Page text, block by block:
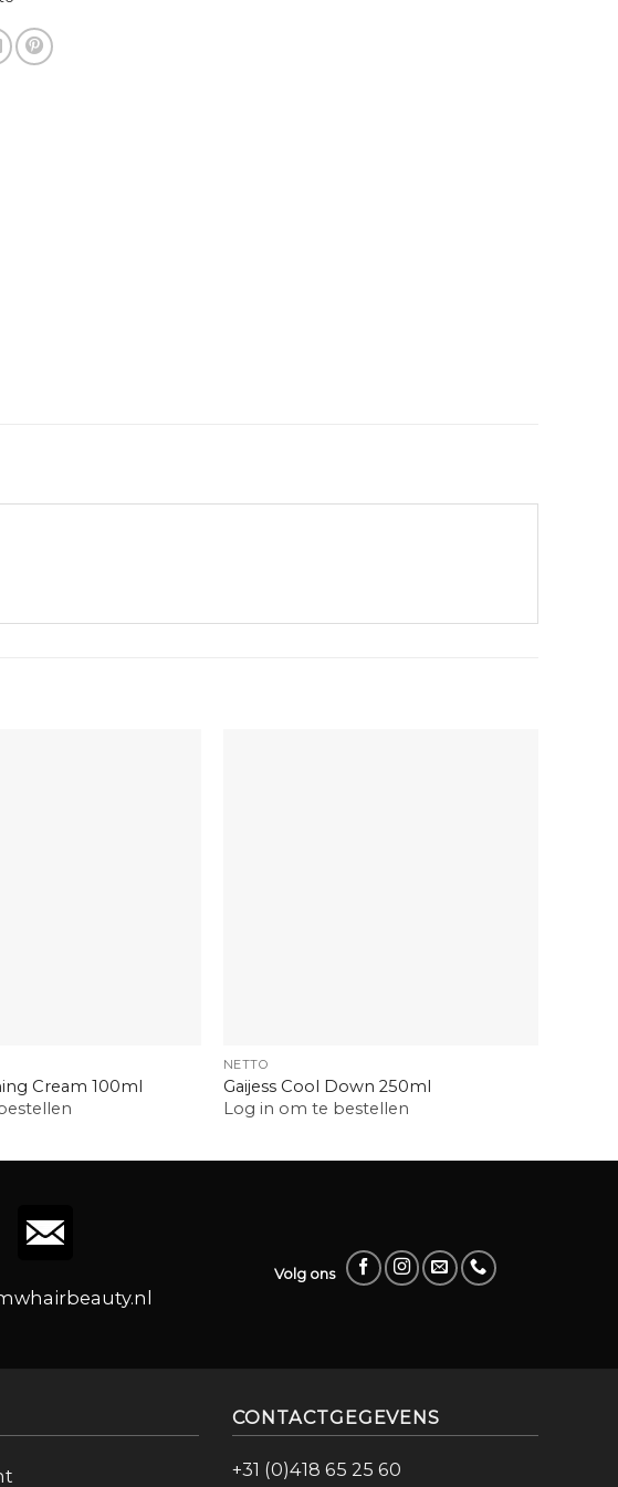
Cream 100ml
NETTO
Gaijess Cool Down 250ml
Log in om te bestellen
Volg ons
CONTACTGEGEVENS
+31 (0)418 65 25 60